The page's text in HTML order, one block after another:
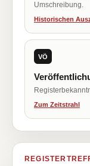
Umschreibung.
Historischen
VÖ
Zum Zeitstrahl